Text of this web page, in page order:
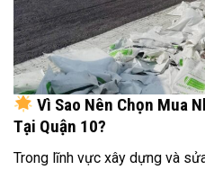
Vì Sao Nên Chọn Mua
Tại Quận 10?
Trong lĩnh vực xây dựng và